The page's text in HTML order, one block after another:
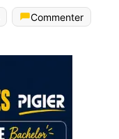
Commenter